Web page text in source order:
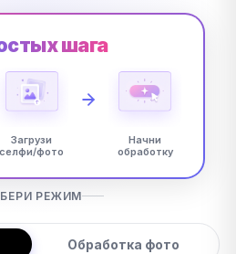
шага
Загрузи
селфи/фото
Начни
обработку
РЕЖИМ
Обработка фото